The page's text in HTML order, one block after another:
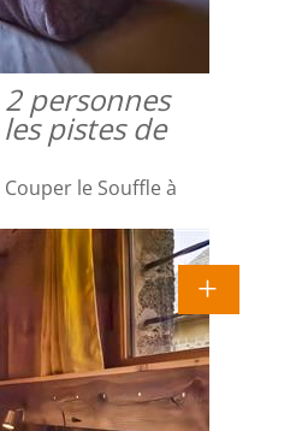
personnes
pistes de
Couper le Souffle à